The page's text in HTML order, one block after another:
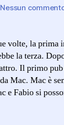
Nessun
volte, la prima
la terza.
Il primo
Mac. Mac è
e Fabio si